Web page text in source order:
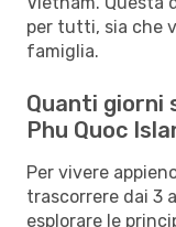
per tutti, sia che
famiglia.
Quanti giorni
Phu Quoc
Per vivere
trascorrere dai 3
esplorare le